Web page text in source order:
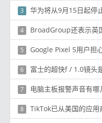
3 华为将从9月15日起停
4 BroadGroup还表示英国数
5 Google Pixel 5用户担心
6 富士的超快f / 1.0镜头
7 电脑主板报警声音有哪几
8 TikTok已从美国的应用